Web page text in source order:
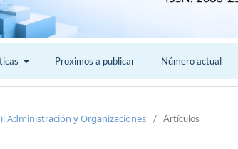
Proximos a publicar Número actual
Administración y Organizaciones / Artículos